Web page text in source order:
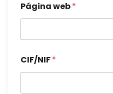
Página web*
CIF/NIF*